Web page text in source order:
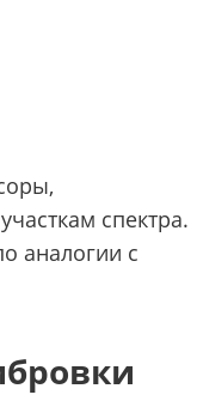
спектра.
аналогии с